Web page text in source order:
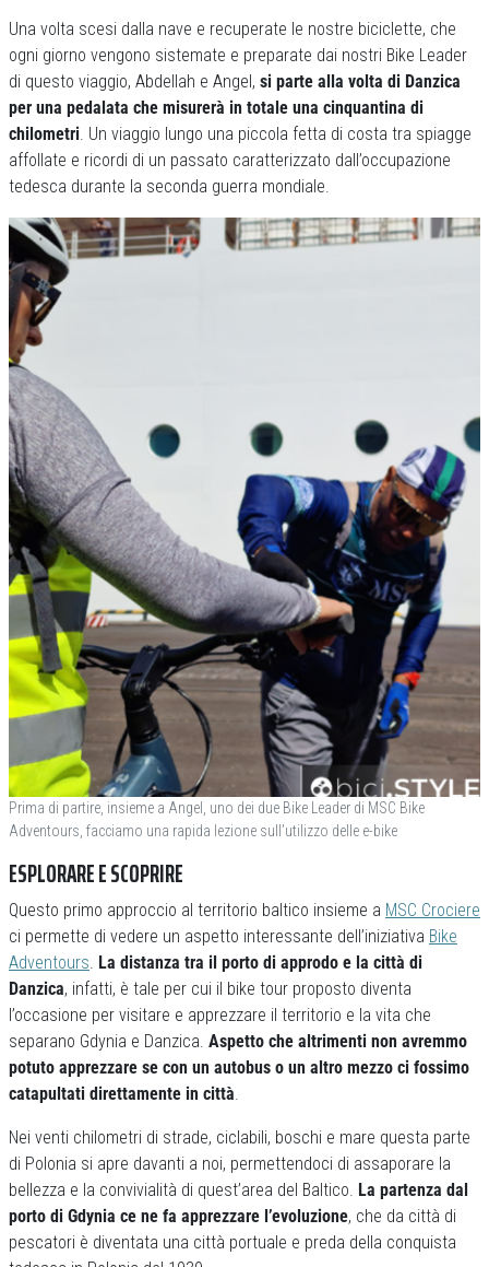
Una volta scesi dalla nave e recuperate le nostre biciclette, che
ogni giorno vengono sistemate e preparate dai nostri Bike Leader
di questo viaggio, Abdellah e Angel, si parte alla volta di Danzica
per una pedalata che misurerà in totale una cinquantina di
chilometri. Un viaggio lungo una piccola fetta di costa tra spiagge
affollate e ricordi di un passato caratterizzato dall’occupazione
tedesca durante la seconda guerra mondiale.
Prima di partire, insieme a Angel, uno dei due Bike Leader di MSC Bike
Adventours, facciamo una rapida lezione sull’utilizzo delle e-bike
ESPLORARE E SCOPRIRE
Questo primo approccio al territorio baltico insieme a MSC Crociere
ci permette di vedere un aspetto interessante dell’iniziativa Bike
Adventours. La distanza tra il porto di approdo e la città di
Danzica, infatti, è tale per cui il bike tour proposto diventa
l’occasione per visitare e apprezzare il territorio e la vita che
separano Gdynia e Danzica. Aspetto che altrimenti non avremmo
potuto apprezzare se con un autobus o un altro mezzo ci fossimo
catapultati direttamente in città.
Nei venti chilometri di strade, ciclabili, boschi e mare questa parte
di Polonia si apre davanti a noi, permettendoci di assaporare la
bellezza e la convivialità di quest’area del Baltico. La partenza dal
porto di Gdynia ce ne fa apprezzare l’evoluzione, che da città di
pescatori è diventata una città portuale e preda della conquista